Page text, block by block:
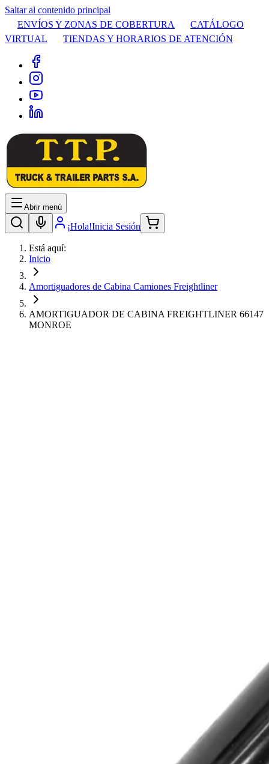
Saltar al contenido principal
ENVÍOS Y ZONAS DE COBERTURA
CATÁLOGO
VIRTUAL
TIENDAS Y HORARIOS DE ATENCIÓN
Abrir menú
¡Hola!Inicia Sesión
Está aquí:
Inicio
Amortiguadores de Cabina Camiones Freightliner
AMORTIGUADOR DE CABINA FREIGHTLINER 66147
MONROE